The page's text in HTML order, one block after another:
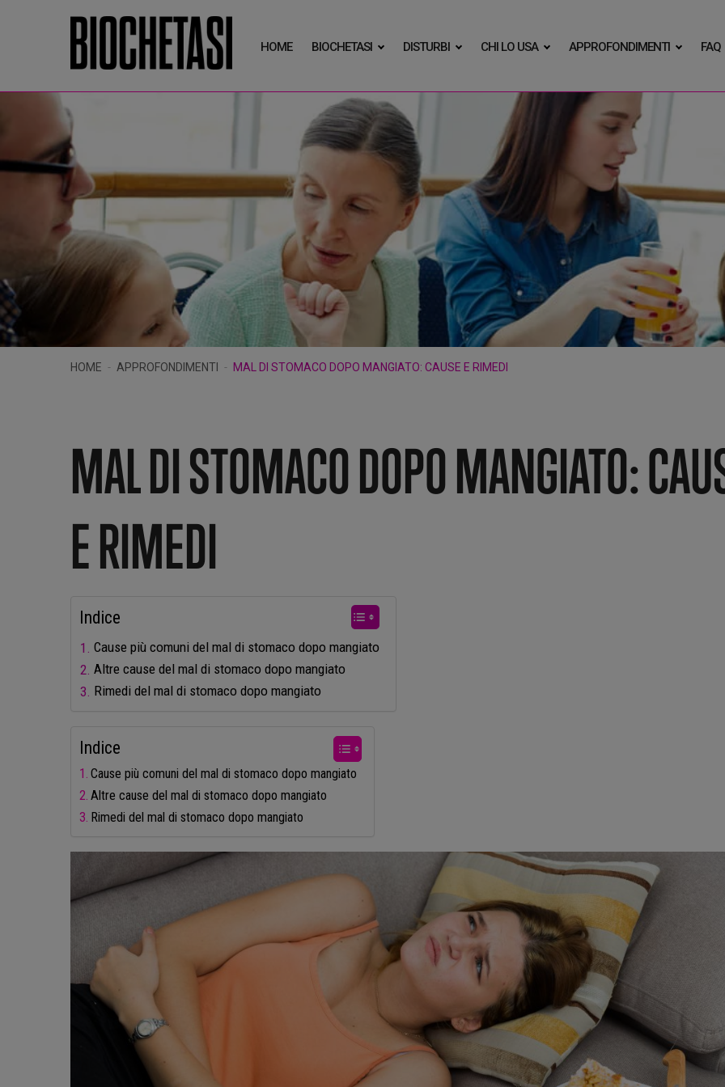
HOME BIOCHETASI DISTURBI CHI LO USA APPROFONDIMENTI FAQ
HOME APPROFONDIMENTI MAL DI STOMACO DOPO MANGIATO: CAUSE E RIMEDI
MAL DI STOMACO DOPO MANGIATO:
E RIMEDI
Indice
Cause più comuni del mal di stomaco dopo mangiato
Altre cause del mal di stomaco dopo mangiato
Rimedi del mal di stomaco dopo mangiato
Indice
Cause più comuni del mal di stomaco dopo mangiato
Altre cause del mal di stomaco dopo mangiato
Rimedi del mal di stomaco dopo mangiato